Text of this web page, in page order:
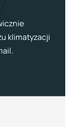
klimatyzacji